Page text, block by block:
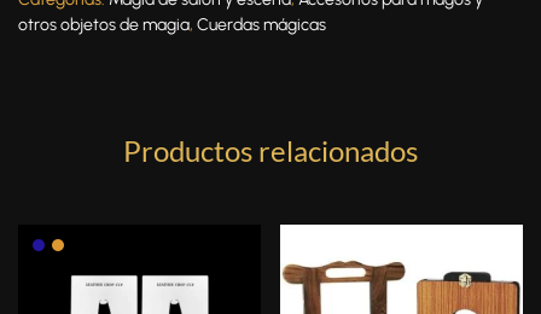
otros objetos de magia, Cuerdas mágicas
Productos relacionados